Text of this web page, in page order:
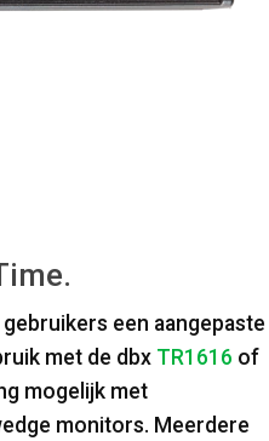
een aangepaste
met de dbx TR1616 of
mogelijk met
monitors. Meerdere